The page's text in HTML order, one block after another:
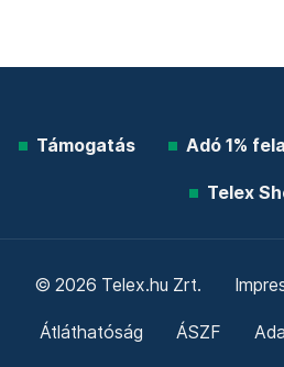
Támogatás Adó 1%
Telex
© 2026 Telex.hu Zrt.
Átláthatóság ÁSZF